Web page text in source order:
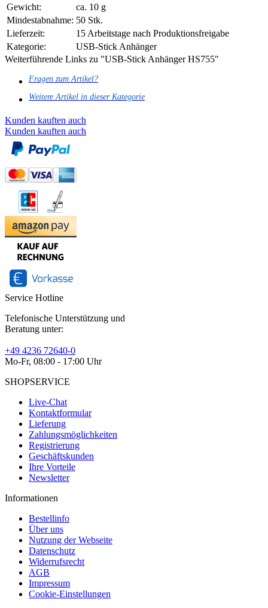
Gewicht:
ca. 10 g
Mindestabnahme: 50 Stk.
Lieferzeit:
15 Arbeitstage nach Produktionsfreigabe
Kategorie:
USB-Stick Anhänger
Weiterführende Links zu "USB-Stick Anhänger HS755"
Fragen zum Artikel?
Weitere Artikel in dieser Kategorie
Kunden kauften auch
Kunden kauften auch
Service Hotline
Telefonische Unterstützung und
Beratung unter:
+49 4236 72640-0
Mo-Fr, 08:00 - 17:00 Uhr
SHOPSERVICE
Live-Chat
Kontaktformular
Lieferung
Zahlungsmöglichkeiten
Registrierung
Geschäftskunden
Ihre Vorteile
Newsletter
Informationen
Bestellinfo
Über uns
Nutzung der Webseite
Datenschutz
Widerrufsrecht
AGB
Impressum
Cookie-Einstellungen